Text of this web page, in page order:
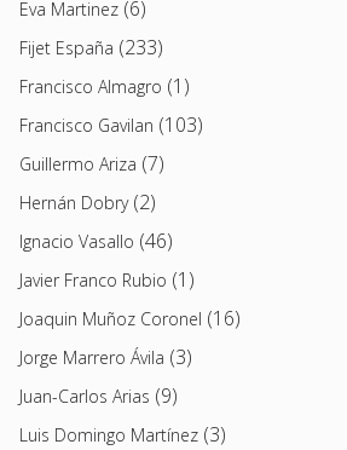
Eva Martinez (6)
Fijet España (233)
Francisco Almagro (1)
Francisco Gavilan (103)
Guillermo Ariza (7)
Hernán Dobry(2)
Ignacio Vasallo (46)
Javier Franco Rubio (1)
Joaquin Muñoz Coronel (16)
Jorge Marrero Ávila (3)
Juan-Carlos Arias (9)
Luis Domingo Martínez (3)